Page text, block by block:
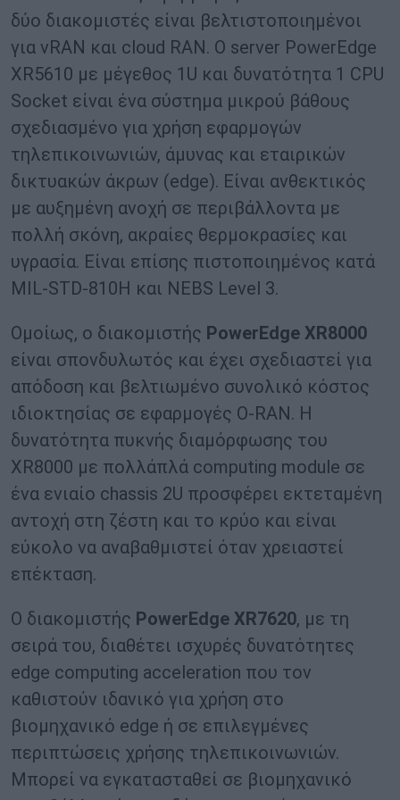
δύο διακομιστές είναι βελτιστοποιημένοι
για vRAN και cloud RAN. Ο server PowerEdge
XR5610 με μέγεθος 1U και δυνατότητα 1 CPU
Socket είναι ένα σύστημα μικρού βάθους
σχεδιασμένο για χρήση εφαρμογών
τηλεπικοινωνιών, άμυνας και εταιρικών
δικτυακών άκρων (edge). Είναι ανθεκτικός
με αυξημένη ανοχή σε περιβάλλοντα με
πολλή σκόνη, ακραίες θερμοκρασίες και
υγρασία. Είναι επίσης πιστοποιημένος κατά
MIL-STD-810H και NEBS Level 3.
Ομοίως, ο διακομιστής PowerEdge XR8000
είναι σπονδυλωτός και έχει σχεδιαστεί για
απόδοση και βελτιωμένο συνολικό κόστος
ιδιοκτησίας σε εφαρμογές O-RAN. Η
δυνατότητα πυκνής διαμόρφωσης του
XR8000 με πολλάπλά computing module σε
ένα ενιαίο chassis 2U προσφέρει εκτεταμένη
αντοχή στη ζέστη και το κρύο και είναι
εύκολο να αναβαθμιστεί όταν χρειαστεί
επέκταση.
Ο διακομιστής PowerEdge XR7620, με τη
σειρά του, διαθέτει ισχυρές δυνατότητες
edge computing acceleration που τον
καθιστούν ιδανικό για χρήση στο
βιομηχανικό edge ή σε επιλεγμένες
περιπτώσεις χρήσης τηλεπικοινωνιών.
Μπορεί να εγκατασταθεί σε βιομηχανικό